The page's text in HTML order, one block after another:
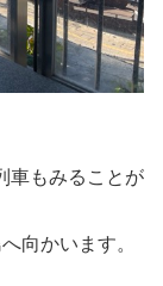
車もみることが
向かいます。